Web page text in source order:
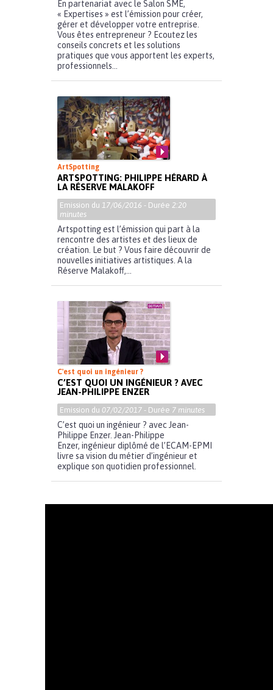
En partenariat avec le Salon SME,
« Expertises » est l’émission pour créer,
gérer et développer votre entreprise.
Vous êtes entrepreneur ? Ecoutez les
conseils concrets et les solutions
pratiques que vous apportent les experts,
professionnels...
ArtSpotting
ARTSPOTTING: PHILIPPE HÉRARD À
LA RÉSERVE MALAKOFF
Emission du 17/06/2016 - Durée 2:20
minutes
Artspotting est l’émission qui part à la
rencontre des artistes et des lieux de
création. Le but ? Vous faire découvrir de
nouvelles initiatives artistiques. A la
Réserve Malakoff,...
C'est quoi un ingénieur ?
C’EST QUOI UN INGÉNIEUR ? AVEC
JEAN-PHILIPPE ENZER
Emission du 07/02/2017 - Durée 7 minutes
C’est quoi un ingénieur ? avec Jean-
Philippe Enzer. Jean-Philippe
Enzer, ingénieur diplômé de l’ECAM-EPMI
livre sa vision du métier d’ingénieur et
explique son quotidien professionnel.